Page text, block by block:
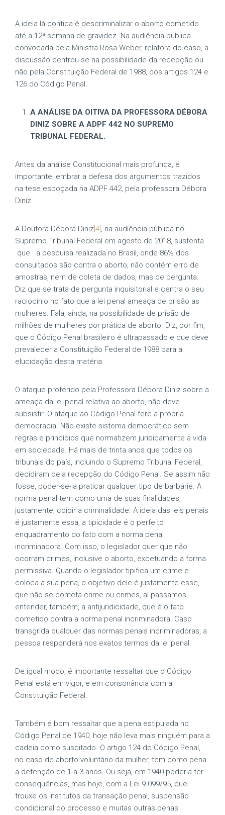
A ideia lá contida é descriminalizar o aborto cometido
até a 12ª semana de gravidez. Na audiência pública
convocada pela Ministra Rosa Weber, relatora do caso, a
discussão centrou-se na possibilidade da recepção ou
não pela Constituição Federal de 1988, dos artigos 124 e
126 do Código Penal.
A ANÁLISE DA OITIVA DA PROFESSORA DÉBORA
DINIZ SOBRE A ADPF 442 NO SUPREMO
TRIBUNAL FEDERAL.
Antes da análise Constitucional mais profunda, é
importante lembrar a defesa dos argumentos trazidos
na tese esboçada na ADPF 442, pela professora Débora
Diniz.
A Doutora Débora Diniz[4] , na audiência pública no
Supremo Tribunal Federal em agosto de 2018, sustenta
que a pesquisa realizada no Brasil, onde 86% dos
consultados são contra o aborto, não contém erro de
amostras, nem de coleta de dados, mas de pergunta.
Diz que se trata de pergunta inquisitorial e centra o seu
raciocínio no fato que a lei penal ameaça de prisão as
mulheres. Fala, ainda, na possibilidade de prisão de
milhões de mulheres por prática de aborto. Diz, por fim,
que o Código Penal brasileiro é ultrapassado e que deve
prevalecer a Constituição Federal de 1988 para a
elucidação desta matéria.
O ataque proferido pela Professora Débora Diniz sobre a
ameaça da lei penal relativa ao aborto, não deve
subsistir. O ataque ao Código Penal fere a própria
democracia. Não existe sistema democrático sem
regras e princípios que normatizem juridicamente a vida
em sociedade. Há mais de trinta anos que todos os
tribunais do país, incluindo o Supremo Tribunal Federal,
decidiram pela recepção do Código Penal. Se assim não
fosse, poder-se-ia praticar qualquer tipo de barbárie. A
norma penal tem como uma de suas finalidades,
justamente, coibir a criminalidade. A ideia das leis penais
é justamente essa, a tipicidade é o perfeito
enquadramento do fato com a norma penal
incriminadora. Com isso, o legislador quer que não
ocorram crimes, inclusive o aborto, excetuando a forma
permissiva. Quando o legislador tipifica um crime e
coloca a sua pena, o objetivo dele é justamente esse,
que não se cometa crime ou crimes, aí passamos
entender, também, a antijuridicidade, que é o fato
cometido contra a norma penal incriminadora. Caso
transgrida qualquer das normas penais incriminadoras, a
pessoa responderá nos exatos termos da lei penal.
De igual modo, é importante ressaltar que o Código
Penal está em vigor, e em consonância com a
Constituição Federal.
Também é bom ressaltar que a pena estipulada no
Código Penal de 1940, hoje não leva mais ninguém para a
cadeia como suscitado. O artigo 124 do Código Penal,
no caso de aborto voluntário da mulher, tem como pena
a detenção de 1 a 3 anos. Ou seja, em 1940 poderia ter
consequências, mas hoje, com a Lei 9.099/95, que
trouxe os institutos da transação penal, suspensão
condicional do processo e muitas outras penas